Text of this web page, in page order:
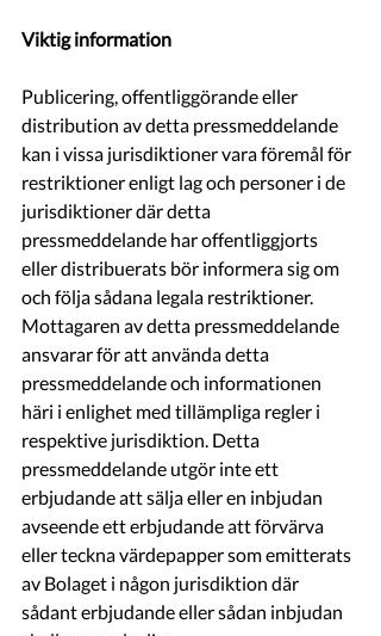
Viktig information
Publicering, offentliggörande eller
distribution av detta pressmeddelande
kan i vissa jurisdiktioner vara föremål för
restriktioner enligt lag och personer i de
jurisdiktioner där detta
pressmeddelande har offentliggjorts
eller distribuerats bör informera sig om
och följa sådana legala restriktioner.
Mottagaren av detta pressmeddelande
ansvarar för att använda detta
pressmeddelande och informationen
häri i enlighet med tillämpliga regler i
respektive jurisdiktion. Detta
pressmeddelande utgör inte ett
erbjudande att sälja eller en inbjudan
avseende ett erbjudande att förvärva
eller teckna värdepapper som emitterats
av Bolaget i någon jurisdiktion där
sådant erbjudande eller sådan inbjudan